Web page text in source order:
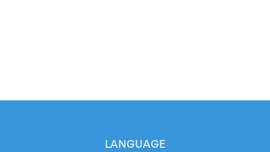
LANGUAGE